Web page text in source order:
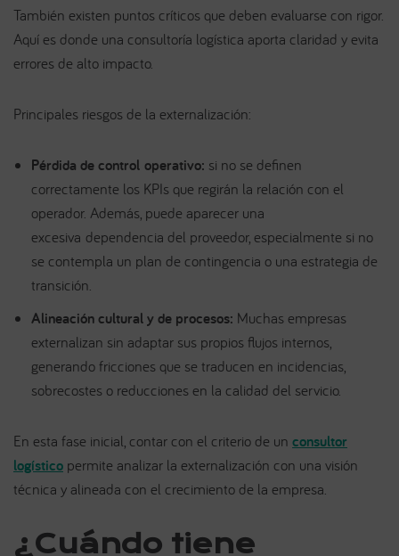
También existen puntos críticos que deben evaluarse con rigor.
Aquí es donde una consultoría logística aporta claridad y evita
errores de alto impacto.
Principales riesgos de la externalización:
Pérdida de control operativo: si no se definen
correctamente los KPIs que regirán la relación con el
operador. Además, puede aparecer una
excesiva dependencia del proveedor, especialmente si no
se contempla un plan de contingencia o una estrategia de
transición.
Alineación cultural y de procesos: Muchas empresas
externalizan sin adaptar sus propios flujos internos,
generando fricciones que se traducen en incidencias,
sobrecostes o reducciones en la calidad del servicio.
En esta fase inicial, contar con el criterio de un consultor
logístico permite analizar la externalización con una visión
técnica y alineada con el crecimiento de la empresa.
¿Cuándo tiene